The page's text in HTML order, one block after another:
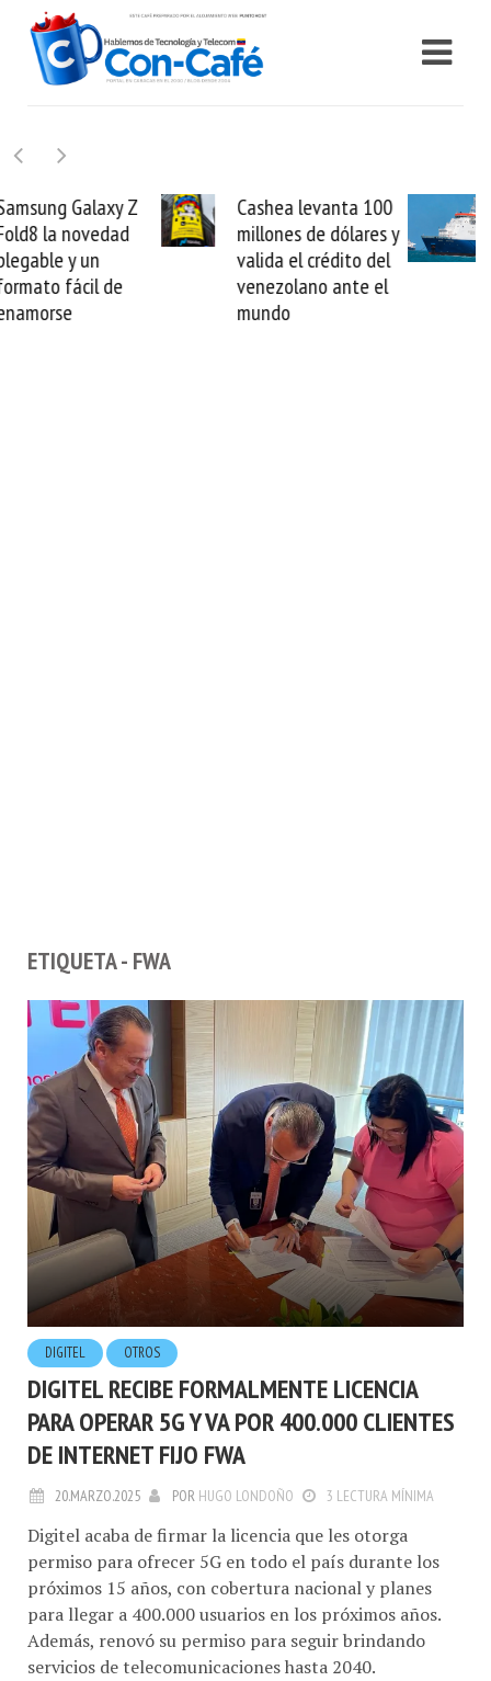
Cashea levanta 100
millones de dólares y
valida el crédito del
venezolano ante el
El buque Wave
Sentinel arranca la
reparación del
cable de Cirion
ETIQUETA - FWA
DIGITEL OTROS
DIGITEL RECIBE FORMALMENTE LICENCIA
PARA OPERAR 5G Y VA POR 400.000 CLIENTES
DE INTERNET FIJO FWA
20.MARZO.2025 POR HUGO LONDOÑO 3 LECTURA MÍNIMA
Digitel acaba de firmar la licencia que les otorga
permiso para ofrecer 5G en todo el país durante los
próximos 15 años, con cobertura nacional y planes
para llegar a 400.000 usuarios en los próximos años.
Además, renovó su permiso para seguir brindando
servicios de telecomunicaciones hasta 2040.